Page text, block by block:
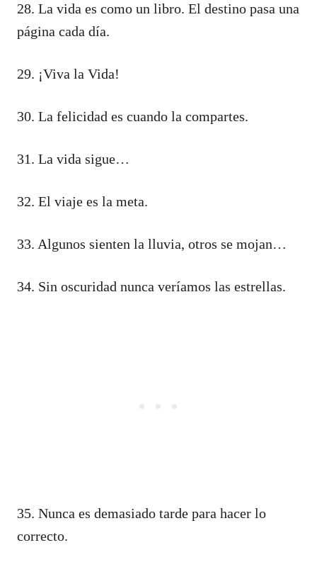
28. La vida es como un libro. El destino pasa una
página cada día.
29. ¡Viva la Vida!
30. La felicidad es cuando la compartes.
31. La vida sigue…
32. El viaje es la meta.
33. Algunos sienten la lluvia, otros se mojan…
34. Sin oscuridad nunca veríamos las estrellas.
35. Nunca es demasiado tarde para hacer lo
correcto.